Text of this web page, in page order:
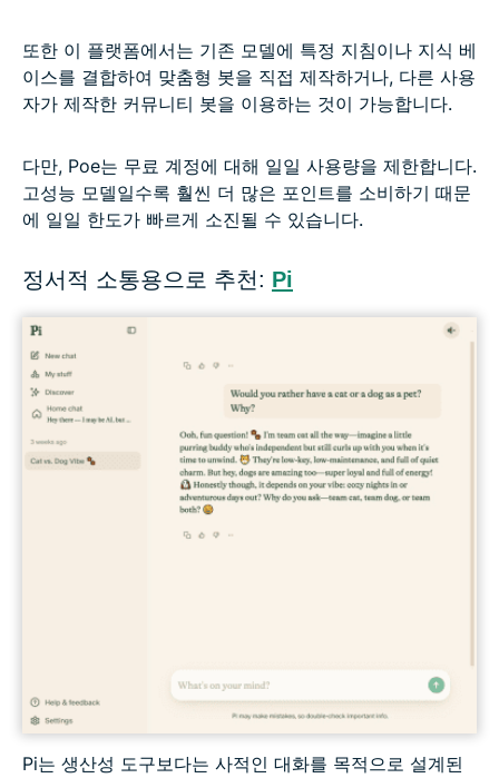
또한 이 플랫폼에서는 기존 모델에 특정 지침이나 지식 베
이스를 결합하여 맞춤형 봇을 직접 제작하거나, 다른 사용
자가 제작한 커뮤니티 봇을 이용하는 것이 가능합니다.
다만, Poe는 무료 계정에 대해 일일 사용량을 제한합니다.
고성능 모델일수록 훨씬 더 많은 포인트를 소비하기 때문
에 일일 한도가 빠르게 소진될 수 있습니다.
정서적 소통용으로 추천: Pi
Pi는 생산성 도구보다는 사적인 대화를 목적으로 설계된